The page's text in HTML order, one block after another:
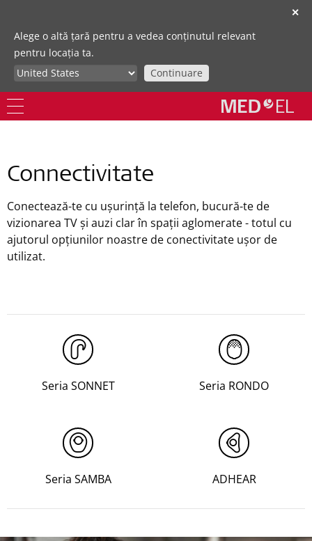
✕
Alege o altă țară pentru a vedea conținutul relevant
pentru locația ta.
Continuare
Connectivitate
Conectează-te cu ușurință la telefon, bucură-te de
vizionarea TV și auzi clar în spații aglomerate - totul cu
ajutorul opțiunilor noastre de conectivitate ușor de
utilizat.
Seria SONNET Seria RONDO
Seria SAMBA ADHEAR